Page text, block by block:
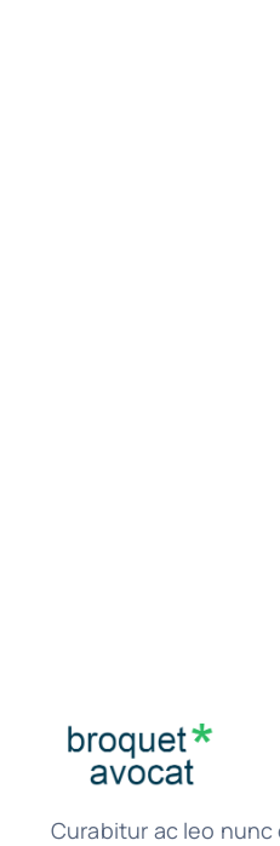
Curabitur ac leo